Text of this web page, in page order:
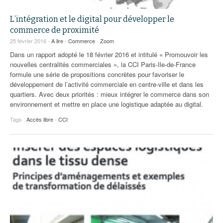
L’intégration et le digital pour développer le
commerce de proximité
25 février 2016 - A lire- Commerce- Zoom
Dans un rapport adopté le 18 février 2016 et intitulé « Promouvoir les
nouvelles centralités commerciales », la CCI Paris-Ile-de-France
formule une série de propositions concrètes pour favoriser le
développement de l’activité commerciale en centre-ville et dans les
quartiers. Avec deux priorités : mieux intégrer le commerce dans son
environnement et mettre en place une logistique adaptée au digital.
Tags : Accès libre- CCI